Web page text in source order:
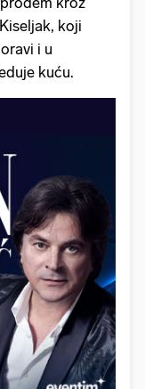
koji
i u
kuću.